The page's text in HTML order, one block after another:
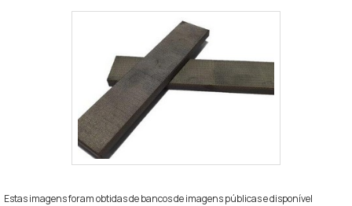
Estas imagens foram obtidas de bancos de imagens públicas e disponível